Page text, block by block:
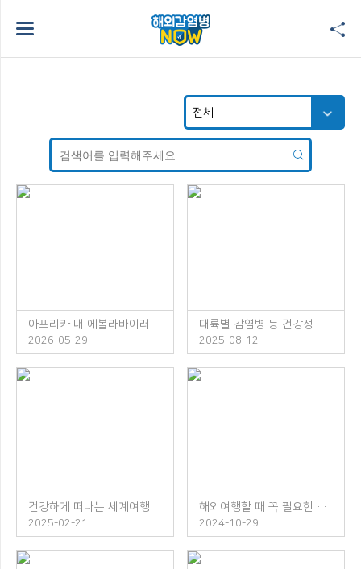
아프리카 내 에볼라바이러스병 발생 주의!
2026-05-29
대륙별 감염병 등 건강정보 소책자 발간 안내
2025-08-12
건강하게 떠나는 세계여행
2025-02-21
해외여행할 때 꼭 필요한 체크리스트
2024-10-29